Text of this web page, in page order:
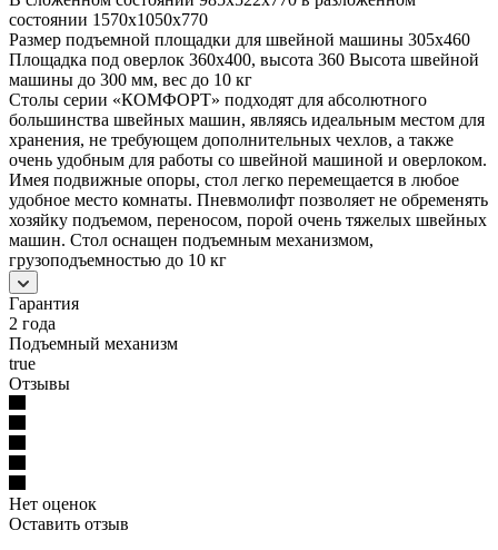
состоянии 1570х1050х770
Размер подъемной площадки для швейной машины 305х460
Площадка под оверлок 360x400, высота 360 Высота швейной
машины до 300 мм, вес до 10 кг
Столы серии «КОМФОРТ» подходят для абсолютного
большинства швейных машин, являясь идеальным местом для
хранения, не требующем дополнительных чехлов, а также
очень удобным для работы со швейной машиной и оверлоком.
Имея подвижные опоры, стол легко перемещается в любое
удобное место комнаты. Пневмолифт позволяет не обременять
хозяйку подъемом, переносом, порой очень тяжелых швейных
машин. Стол оснащен подъемным механизмом,
грузоподъемностью до 10 кг
Гарантия
2 года
Подъемный механизм
true
Отзывы
Нет оценок
Оставить отзыв